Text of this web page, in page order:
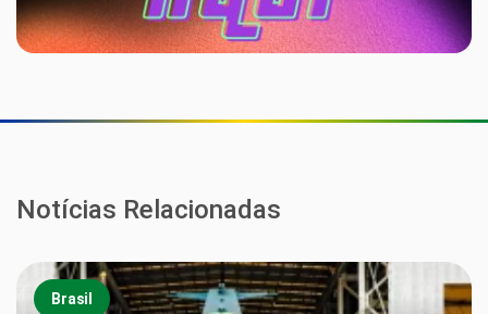
Notícias Relacionadas
Brasil